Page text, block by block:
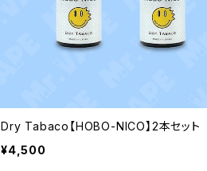
Dry Tabaco【HOBO-NICO】2本セット
¥4,500